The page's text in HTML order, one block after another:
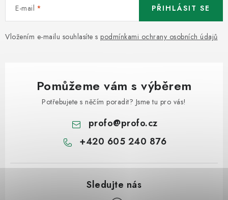
E-mail
Vložením e-mailu souhlasíte s podmínkami ochrany osobních údajů
PŘIHLÁSIT SE
Pomůžeme vám s výběrem
Potřebujete s něčím poradit? Jsme tu pro vás!
profo@profo.cz
+420 605 240 876